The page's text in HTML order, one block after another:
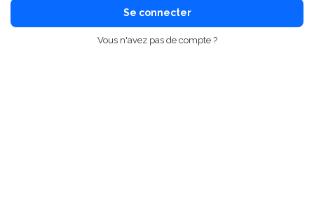
Se connecter
Vous n'avez pas de compte ?